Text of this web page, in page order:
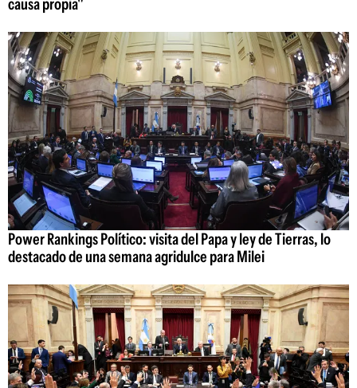
causa propia"
Power Rankings Político: visita del Papa y ley de Tierras, lo
destacado de una semana agridulce para Milei